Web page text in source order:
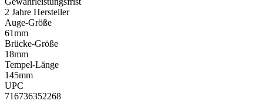
2 Jahre Hersteller
Auge-Größe
61mm
Brücke-Größe
18mm
Tempel-Länge
145mm
UPC
716736352268